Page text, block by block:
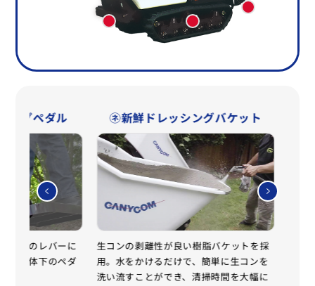
ンプペダル
通常のレバーに
は車体下のペダ
㋧新鮮ドレッシングバケット
生コンの剥離性が良い樹脂バケットを採
用。水をかけるだけで、簡単に生コンを
洗い流すことができ、清掃時間を大幅に